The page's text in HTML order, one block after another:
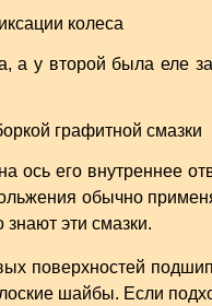
а у второй была еле
ось его внутреннее
обычно
эти смазки.
поверхностей
шайбы. Если